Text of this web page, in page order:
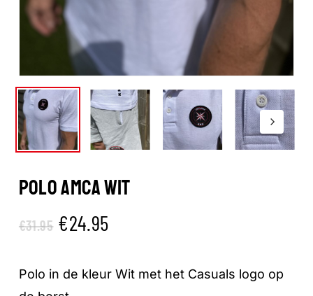
POLO AMCA WIT
€31.95 Oorspronkelijke
was:
€31.95.
€24.95Huidige
is:
€24.95.
Polo in de kleur Wit met het Casuals logo op